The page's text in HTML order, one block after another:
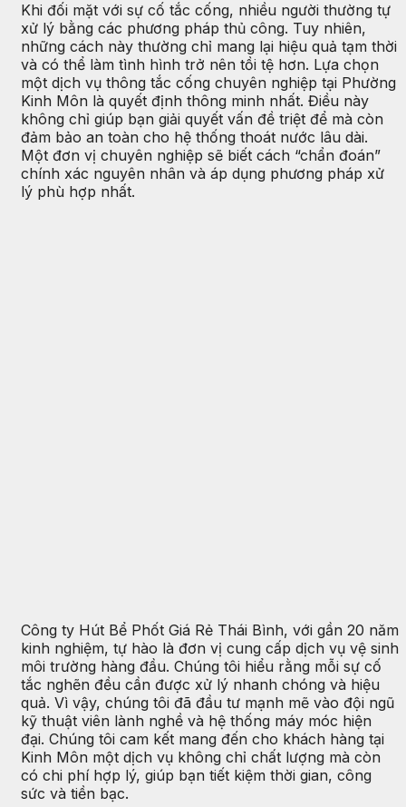
Khi đối mặt với sự cố tắc cống, nhiều người thường tự
xử lý bằng các phương pháp thủ công. Tuy nhiên,
những cách này thường chỉ mang lại hiệu quả tạm thời
và có thể làm tình hình trở nên tồi tệ hơn. Lựa chọn
một dịch vụ thông tắc cống chuyên nghiệp tại Phường
Kinh Môn là quyết định thông minh nhất. Điều này
không chỉ giúp bạn giải quyết vấn đề triệt để mà còn
đảm bảo an toàn cho hệ thống thoát nước lâu dài.
Một đơn vị chuyên nghiệp sẽ biết cách “chẩn đoán”
chính xác nguyên nhân và áp dụng phương pháp xử
lý phù hợp nhất.
Công ty Hút Bể Phốt Giá Rẻ Thái Bình, với gần 20 năm
kinh nghiệm, tự hào là đơn vị cung cấp dịch vụ vệ sinh
môi trường hàng đầu. Chúng tôi hiểu rằng mỗi sự cố
tắc nghẽn đều cần được xử lý nhanh chóng và hiệu
quả. Vì vậy, chúng tôi đã đầu tư mạnh mẽ vào đội ngũ
kỹ thuật viên lành nghề và hệ thống máy móc hiện
đại. Chúng tôi cam kết mang đến cho khách hàng tại
Kinh Môn một dịch vụ không chỉ chất lượng mà còn
có chi phí hợp lý, giúp bạn tiết kiệm thời gian, công
sức và tiền bạc.